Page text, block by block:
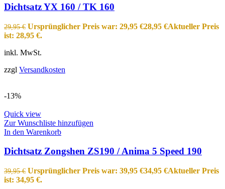
Dichtsatz YX 160 / TK 160
29,95€ Ursprünglicher Preis war: 29,95 €28,95 €Aktueller Preis
ist: 28,95 €.
inkl. MwSt.
zzgl Versandkosten
-13%
Quick view
Zur Wunschliste hinzufügen
In den Warenkorb
Dichtsatz Zongshen ZS190 / Anima 5 Speed 190
39,95€ Ursprünglicher Preis war: 39,95 €34,95 €Aktueller Preis
ist: 34,95 €.